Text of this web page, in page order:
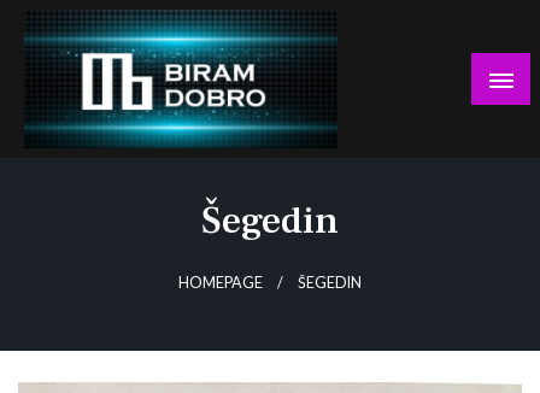
Skip
content
Šegedin
HOMEPAGE ŠEGEDIN